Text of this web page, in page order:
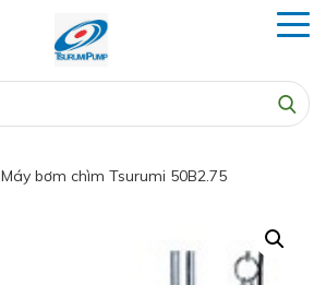
Máy bơm chìm Tsurumi 50B2.75